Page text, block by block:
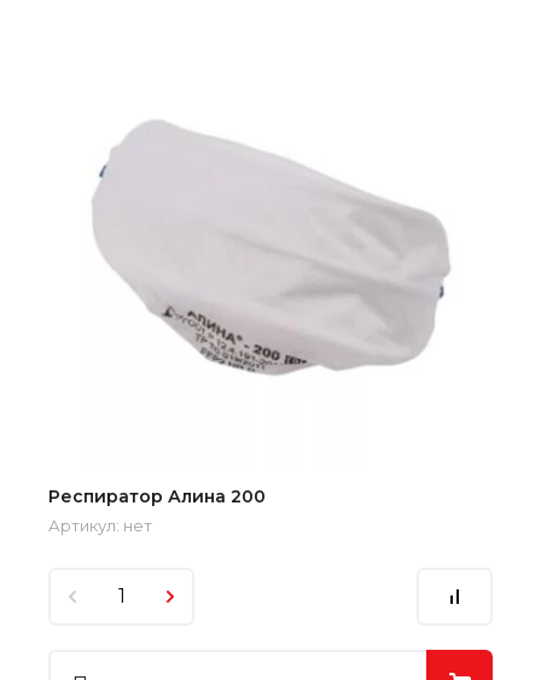
Респиратор Алина 200
Артикул: нет